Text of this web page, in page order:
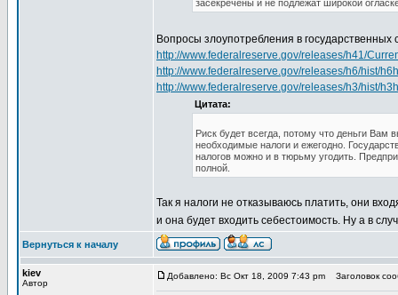
засекречены и не подлежат широкой
Вопросы злоупотребления в
http://www.federalreserve.gov/releases/h41/
http://www.federalreserve.gov/releases/h6/hist/
http://www.federalreserve.gov/releases/h3/hist/
Цитата:
Риск будет всегда, потому что деньги Вам
необходимые налоги и ежегодно.
налогов можно и в тюрьму угодить.
полной.
Так я налоги не отказываюсь платить, они
и она будет входить себестоимость. Ну а в
Вернуться к началу
kiev
Автор
Добавлено: Вс Окт 18, 2009 7:43 pm Заголовок